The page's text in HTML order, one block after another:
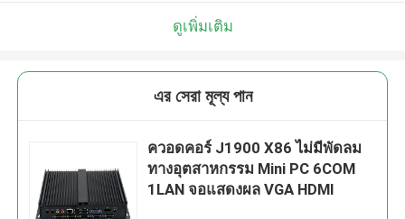
ดูเพิ่มเติม
এর সেরা মূল্য পান
ควอดคอร์ J1900 X86 ไม่มีพัดลม
ทางอุตสาหกรรม Mini PC 6COM
1LAN จอแสดงผล VGA HDMI